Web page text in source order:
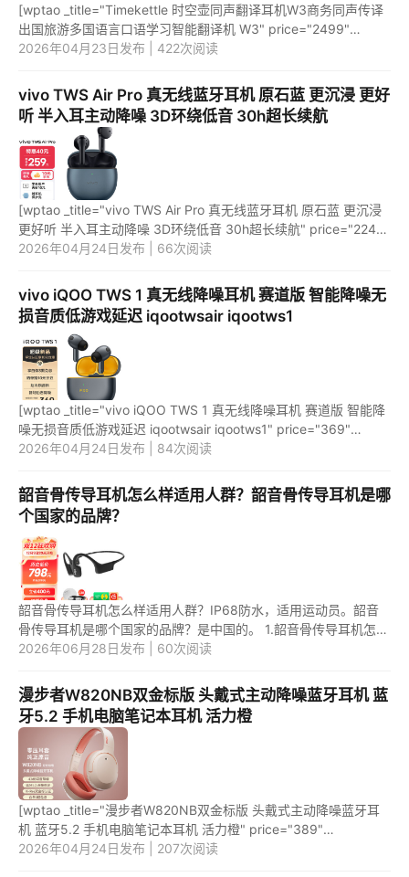
[wptao _title="Timekettle 时空壶同声翻译耳机W3商务同声传译
出国旅游多国语言口语学习智能翻译机 W3" price="2499"
url="https://item.jd.com/10031776439622.html"
2026年04月23日发布 | 422次阅读
vivo TWS Air Pro 真无线蓝牙耳机 原石蓝 更沉浸 更好
听 半入耳主动降噪 3D环绕低音 30h超长续航
[wptao _title="vivo TWS Air Pro 真无线蓝牙耳机 原石蓝 更沉浸
更好听 半入耳主动降噪 3D环绕低音 30h超长续航" price="224"
url="https://item.jd.com/100058809613.html"
2026年04月24日发布 | 66次阅读
vivo iQOO TWS 1 真无线降噪耳机 赛道版 智能降噪无
损音质低游戏延迟 iqootwsair iqootws1
[wptao _title="vivo iQOO TWS 1 真无线降噪耳机 赛道版 智能降
噪无损音质低游戏延迟 iqootwsair iqootws1" price="369"
url="https://item.jd.com/100061392643.html"
2026年04月24日发布 | 84次阅读
韶音骨传导耳机怎么样适用人群？韶音骨传导耳机是哪
个国家的品牌？
韶音骨传导耳机怎么样适用人群？IP68防水，适用运动员。韶音
骨传导耳机是哪个国家的品牌？是中国的。 1.韶音骨传导耳机怎么
样适用人群？ 韶音骨传导耳机，有IP68级防水。适用人群，是喜
2026年06月28日发布 | 60次阅读
漫步者W820NB双金标版 头戴式主动降噪蓝牙耳机 蓝
牙5.2 手机电脑笔记本耳机 活力橙
[wptao _title="漫步者W820NB双金标版 头戴式主动降噪蓝牙耳
机 蓝牙5.2 手机电脑笔记本耳机 活力橙" price="389"
url="https://item.jd.com/100046472537.html"
2026年04月24日发布 | 207次阅读